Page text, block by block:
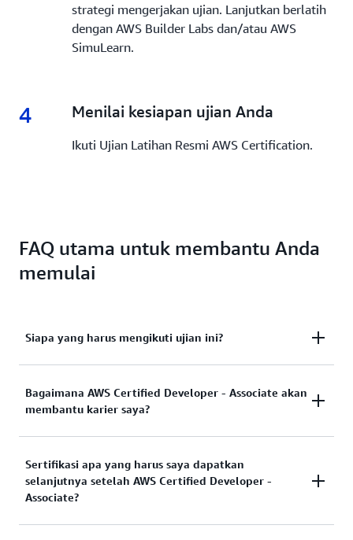
strategi mengerjakan ujian. Lanjutkan berlatih
dengan AWS Builder Labs dan/atau AWS
SimuLearn.
4 4.
Menilai kesiapan ujian Anda
Ikuti Ujian Latihan Resmi AWS Certification.
FAQ utama untuk membantu Anda
memulai
Siapa yang harus mengikuti ujian ini?
Sesuai panduan ujian, satu tahun atau lebih
pengalaman langsung sebelumnya
AWS. Sertifikasi ini merupakan titik awal yang ideal
dalam perjalanan AWS Certification bagi individu
dalam jabatan IT atau developer
Bagaimana AWS Certified Developer - Associate akan
membantu karier saya?
keyakinan sebagai hasil dari mendapatkan sertifikasi
yang diakui industri ini dan peningkatan kredibilitas
Mempersiapkan diri dan mendapatkan AWS Certified
Sertifikasi apa yang harus saya dapatkan
selanjutnya setelah AWS Certified Developer -
Associate?